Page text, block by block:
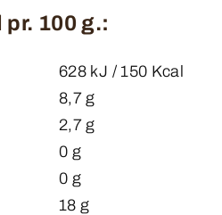
100 g.:
628 kJ / 150 Kcal
8,7 g
2,7 g
0 g
0 g
18 g